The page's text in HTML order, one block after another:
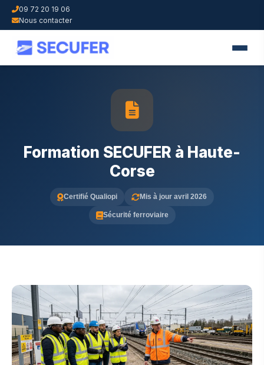
09 72 20 19 06
Nous contacter
Formation SECUFER à Haute-
Corse
Certifié Qualiopi Mis à jour avril 2026
Sécurité ferroviaire